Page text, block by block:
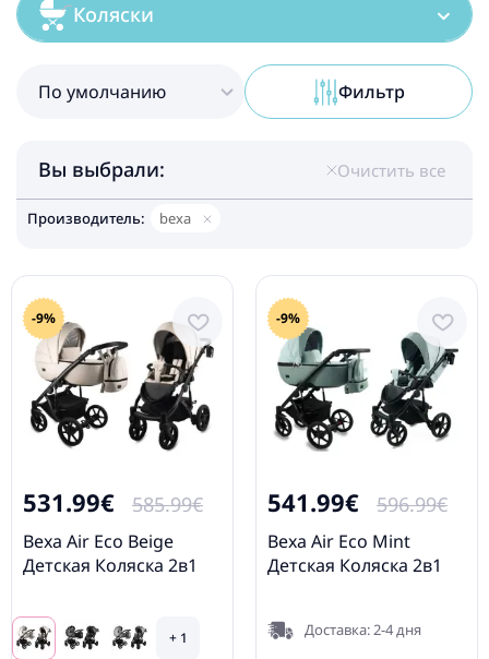
Коляски
Вы выбрали:
Производитель: bexa
Очистить все
По умолчанию Фильтр
-9%
531.99€ 585.99€
Bexa Air Eco Beige
Детская Коляска 2в1
+ 1
-9%
541.99€ 596.99€
Bexa Air Eco Mint
Детская Коляска 2в1
Доставка: 2-4 дня